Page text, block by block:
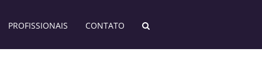
PROFISSIONAIS CONTATO